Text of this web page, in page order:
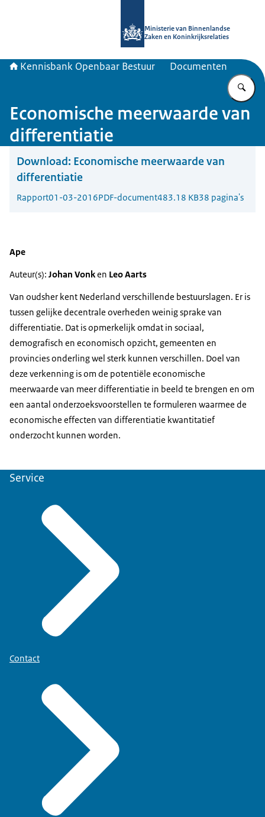
Ministerie van Binnenlandse
Zaken en Koninkrijksrelaties
Kennisbank Openbaar Bestuur Documenten
Economische meerwaarde van
differentiatie
Download: Economische meerwaarde van
differentiatie
Rapport01-03-2016PDF-document483.18 KB38 pagina's
Ape
Auteur(s): Johan Vonken Leo Aarts
Van oudsher kent Nederland verschillende bestuurslagen. Er is
tussen gelijke decentrale overheden weinig sprake van
differentiatie. Dat is opmerkelijk omdat in sociaal,
demografisch en economisch opzicht, gemeenten en
provincies onderling wel sterk kunnen verschillen. Doel van
deze verkenning is om de potentiële economische
meerwaarde van meer differentiatie in beeld te brengen en om
een aantal onderzoeksvoorstellen te formuleren waarmee de
economische effecten van differentiatie kwantitatief
onderzocht kunnen worden.
Service
Contact